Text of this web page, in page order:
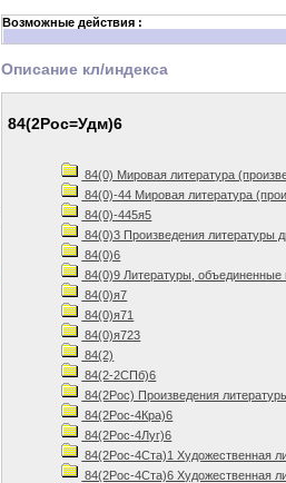
Возможные действия :
Описание кл/индекса
84(2Рос=Удм)6
84(0) Мировая литература
84(0)-44 Мировая литература
84(0)-445я5
84(0)3 Произведения литературы
84(0)6
84(0)9 Литературы, объединенные
84(0)я7
84(0)я71
84(0)я723
84(2)
84(2-2СПб)6
84(2Рос) Произведения
84(2Рос-4Кра)6
84(2Рос-4Луг)6
84(2Рос-4Ста)1 Художественная
84(2Рос-4Ста)6 Художественная